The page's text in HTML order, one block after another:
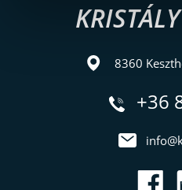
8360
+36